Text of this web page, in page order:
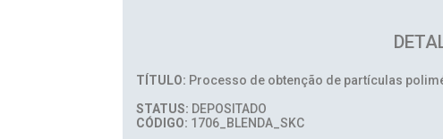
TÍTULO: Processo de obtenção de partículas
STATUS: DEPOSITADO
CÓDIGO: 1706_BLENDA_SKC